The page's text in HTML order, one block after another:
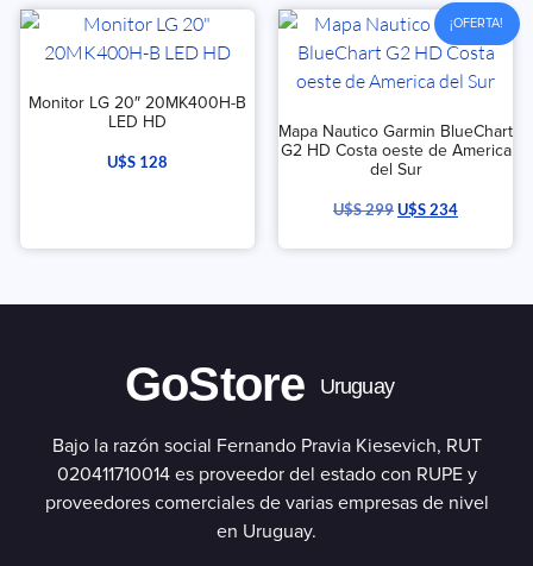
Monitor LG 20″ 20MK400H-B
LED HD
U$S 128
¡OFERTA!
Mapa Nautico Garmin BlueChart
G2 HD Costa oeste de America
del Sur
U$S299U$S234
GoStore Uruguay
Bajo la razón social Fernando Pravia Kiesevich, RUT
020411710014 es proveedor del estado con RUPE y
proveedores comerciales de varias empresas de nivel
en Uruguay.